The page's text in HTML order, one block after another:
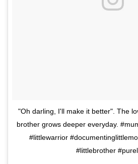
"Oh darling, I'll make it better". The
brother grows deeper everyday.
#littlewarrior
#littlebrother